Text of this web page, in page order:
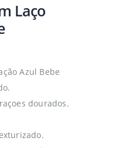
Laço
Azul Bebe
dourados.